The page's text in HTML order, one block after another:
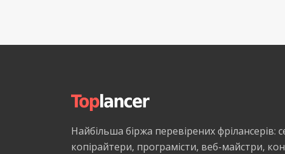
Найбільша біржа перевірених
копірайтери, програмісти, веб-майстри,